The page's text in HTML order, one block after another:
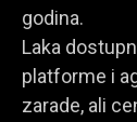
godina.
Laka
platforme i
zarade, ali